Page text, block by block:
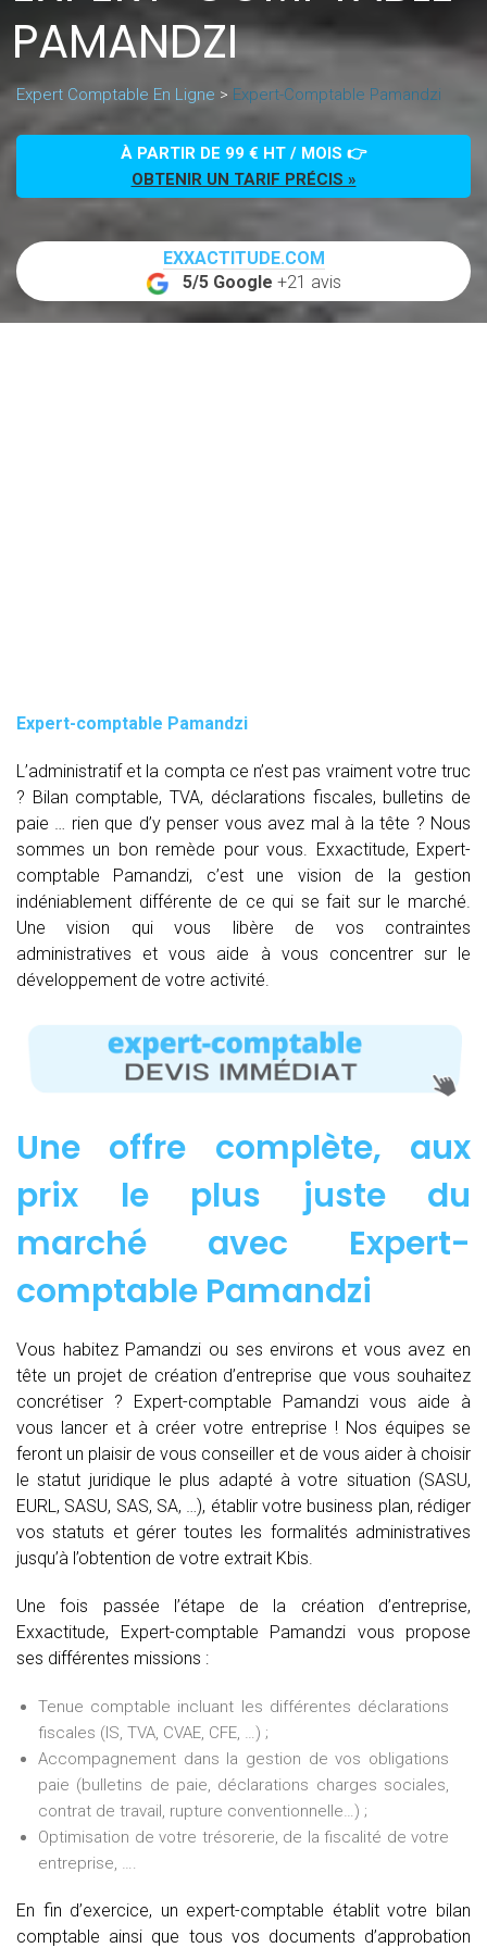
PAMANDZI
Expert Comptable En Ligne > Expert-Comptable Pamandzi
À PARTIR DE 99 € HT / MOIS 👉
OBTENIR UN TARIF PRÉCIS »
EXXACTITUDE.COM
5/5 Google +21 avis
Expert-comptable Pamandzi
L’administratif et la compta ce n’est pas vraiment votre truc
? Bilan comptable, TVA, déclarations fiscales, bulletins de
paie … rien que d’y penser vous avez mal à la tête ? Nous
sommes un bon remède pour vous. Exxactitude, Expert-
comptable Pamandzi, c’est une vision de la gestion
indéniablement différente de ce qui se fait sur le marché.
Une vision qui vous libère de vos contraintes
administratives et vous aide à vous concentrer sur le
développement de votre activité.
Une offre complète, aux
prix le plus juste du
marché avec Expert-
comptable Pamandzi
Vous habitez Pamandzi ou ses environs et vous avez en
tête un projet de création d’entreprise que vous souhaitez
concrétiser ? Expert-comptable Pamandzi vous aide à
vous lancer et à créer votre entreprise ! Nos équipes se
feront un plaisir de vous conseiller et de vous aider à choisir
le statut juridique le plus adapté à votre situation (SASU,
EURL, SASU, SAS, SA, …), établir votre business plan, rédiger
vos statuts et gérer toutes les formalités administratives
jusqu’à l’obtention de votre extrait Kbis.
Une fois passée l’étape de la création d’entreprise,
Exxactitude, Expert-comptable Pamandzi vous propose
ses différentes missions :
Tenue comptable incluant les différentes déclarations
fiscales (IS, TVA, CVAE, CFE, …) ;
Accompagnement dans la gestion de vos obligations
paie (bulletins de paie, déclarations charges sociales,
contrat de travail, rupture conventionnelle…) ;
Optimisation de votre trésorerie, de la fiscalité de votre
entreprise, ….
En fin d’exercice, un expert-comptable établit votre bilan
comptable ainsi que tous vos documents d’approbation